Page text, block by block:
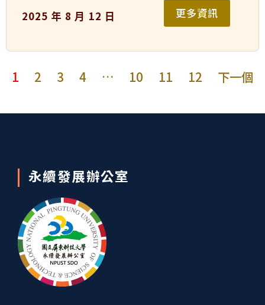
2025 年 8 月 12 日 更多資訊
1 2 3 4 … 10 11 12 下一個
永續發展辦公室